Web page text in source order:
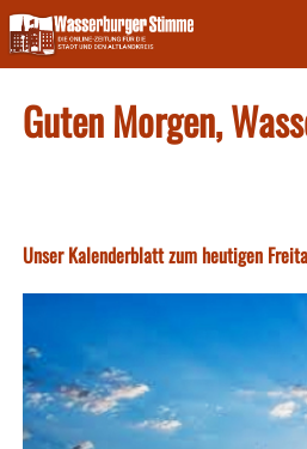
Skip
to
content
Guten Morgen,
Unser Kalenderblatt zum heutigen